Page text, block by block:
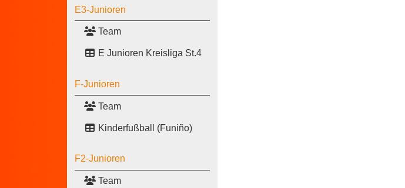
E3-Junioren
Team
E Junioren Kreisliga St.4
F-Junioren
Team
Kinderfußball (Funiño)
F2-Junioren
Team